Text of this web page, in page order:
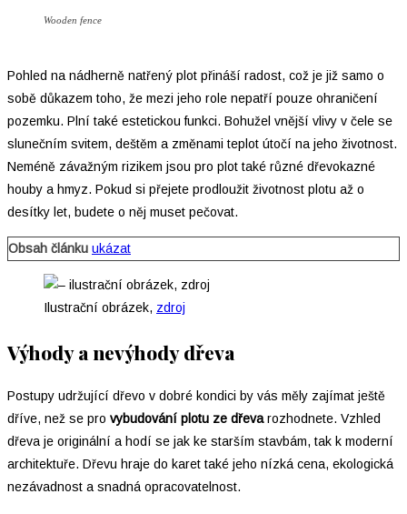
Wooden fence
Pohled na nádherně natřený plot přináší radost, což je již samo o
sobě důkazem toho, že mezi jeho role nepatří pouze ohraničení
pozemku. Plní také estetickou funkci. Bohužel vnější vlivy v čele se
slunečním svitem, deštěm a změnami teplot útočí na jeho životnost.
Neméně závažným rizikem jsou pro plot také různé dřevokazné
houby a hmyz. Pokud si přejete prodloužit životnost plotu až o
desítky let, budete o něj muset pečovat.
Obsah článku ukázat
Ilustrační obrázek, zdroj
Výhody a nevýhody dřeva
Postupy udržující dřevo v dobré kondici by vás měly zajímat ještě
dříve, než se pro vybudování plotu ze dřevarozhodnete. Vzhled
dřeva je originální a hodí se jak ke starším stavbám, tak k moderní
architektuře. Dřevu hraje do karet také jeho nízká cena, ekologická
nezávadnost a snadná opracovatelnost.